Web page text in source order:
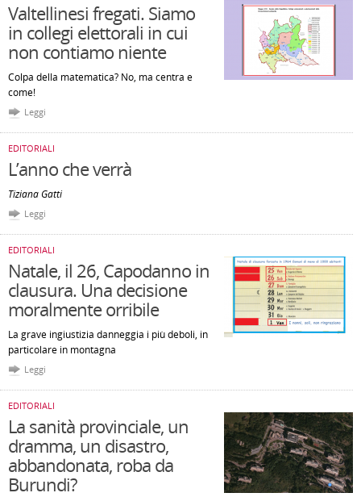
Valtellinesi fregati. Siamo
in collegi elettorali in cui
non contiamo niente
Colpa della matematica? No, ma centra e
come!
Leggi
EDITORIALI
L’anno che verrà
Tiziana Gatti
Leggi
EDITORIALI
Natale, il 26, Capodanno in
clausura. Una decisione
moralmente orribile
La grave ingiustizia danneggia i più deboli, in
particolare in montagna
Leggi
EDITORIALI
La sanità provinciale, un
dramma, un disastro,
abbandonata, roba da
Burundi?